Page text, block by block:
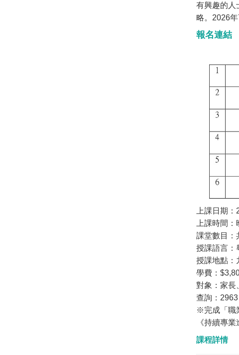
有興趣的人
略。2026年
報名連結
上課日期
上課時間
課堂數目：
授課語言：
授課地點：
學費：
對象：家長
查詢：
※完成「職
《持續專
課程詳情